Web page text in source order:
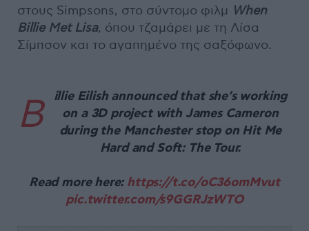
στους Simpsons, στο σύντομο φιλμ When
Billie Met Lisa, όπου τζαμάρει με τη Λίσα
Σίμπσον και το αγαπημένο της σαξόφωνο.
B
illie Eilish announced that she's working
on a 3D project with James Cameron
during the Manchester stop on Hit Me
Hard and Soft: The Tour.
Read more here: https://t.co/oC36omMvut
pic.twitter.com/s9GGRJzWTO